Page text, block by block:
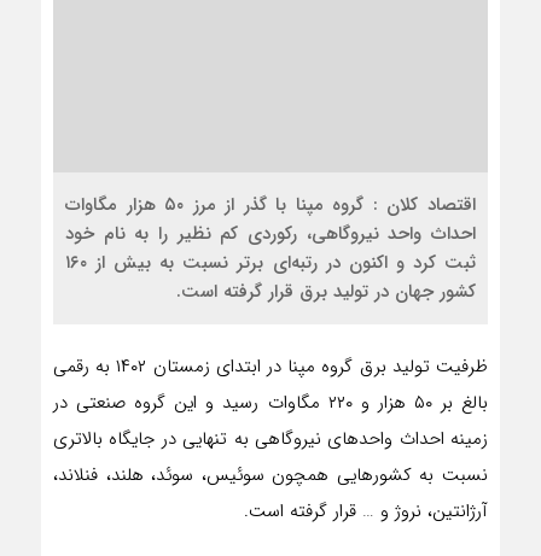
اقتصاد کلان : گروه مپنا با گذر از مرز ۵۰ هزار مگاوات
احداث واحد نیروگاهی، رکوردی کم نظیر را به نام خود
ثبت کرد و اکنون در رتبه‌ای برتر نسبت به بیش از ۱۶۰
کشور جهان در تولید برق قرار گرفته است.
ظرفیت تولید برق گروه مپنا در ابتدای زمستان ۱۴۰۲ به رقمی
بالغ بر ۵۰ هزار و ۲۲۰ مگاوات رسید و این گروه صنعتی در
زمینه احداث واحدهای نیروگاهی به تنهایی در جایگاه بالاتری
نسبت به کشورهایی همچون سوئیس، سوئد، هلند، فنلاند،
آرژانتین، نروژ و … قرار گرفته است.